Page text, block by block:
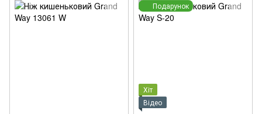
Подарунок
Хіт
Відео